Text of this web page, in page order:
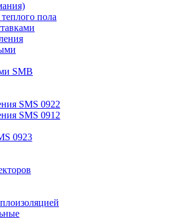
пола
SMB
SMS 0922
SMS 0912
0923